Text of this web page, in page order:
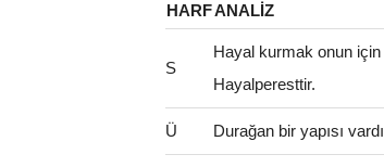
HARFANALIZ
S
Hayal kurmak onun
Hayalperesttir.
Ü Durağan bir yapısı